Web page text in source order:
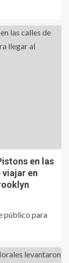
en las
viajar en
público para